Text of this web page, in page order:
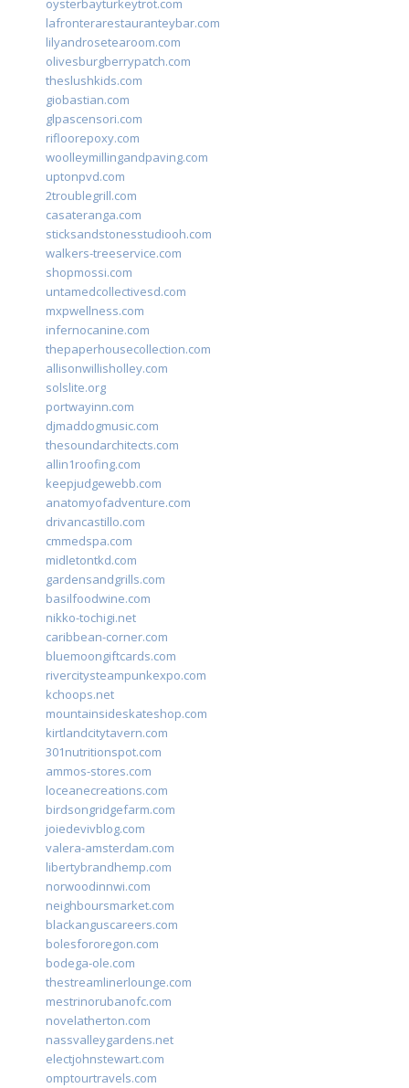
oysterbayturkeytrot.com
lafronterarestauranteybar.com
lilyandrosetearoom.com
olivesburgberrypatch.com
theslushkids.com
giobastian.com
glpascensori.com
rifloorepoxy.com
woolleymillingandpaving.com
uptonpvd.com
2troublegrill.com
casateranga.com
sticksandstonesstudiooh.com
walkers-treeservice.com
shopmossi.com
untamedcollectivesd.com
mxpwellness.com
infernocanine.com
thepaperhousecollection.com
allisonwillisholley.com
solslite.org
portwayinn.com
djmaddogmusic.com
thesoundarchitects.com
allin1roofing.com
keepjudgewebb.com
anatomyofadventure.com
drivancastillo.com
cmmedspa.com
midletontkd.com
gardensandgrills.com
basilfoodwine.com
nikko-tochigi.net
caribbean-corner.com
bluemoongiftcards.com
rivercitysteampunkexpo.com
kchoops.net
mountainsideskateshop.com
kirtlandcitytavern.com
301nutritionspot.com
ammos-stores.com
loceanecreations.com
birdsongridgefarm.com
joiedevivblog.com
valera-amsterdam.com
libertybrandhemp.com
norwoodinnwi.com
neighboursmarket.com
blackanguscareers.com
bolesfororegon.com
bodega-ole.com
thestreamlinerlounge.com
mestrinorubanofc.com
novelatherton.com
nassvalleygardens.net
electjohnstewart.com
omptourtravels.com